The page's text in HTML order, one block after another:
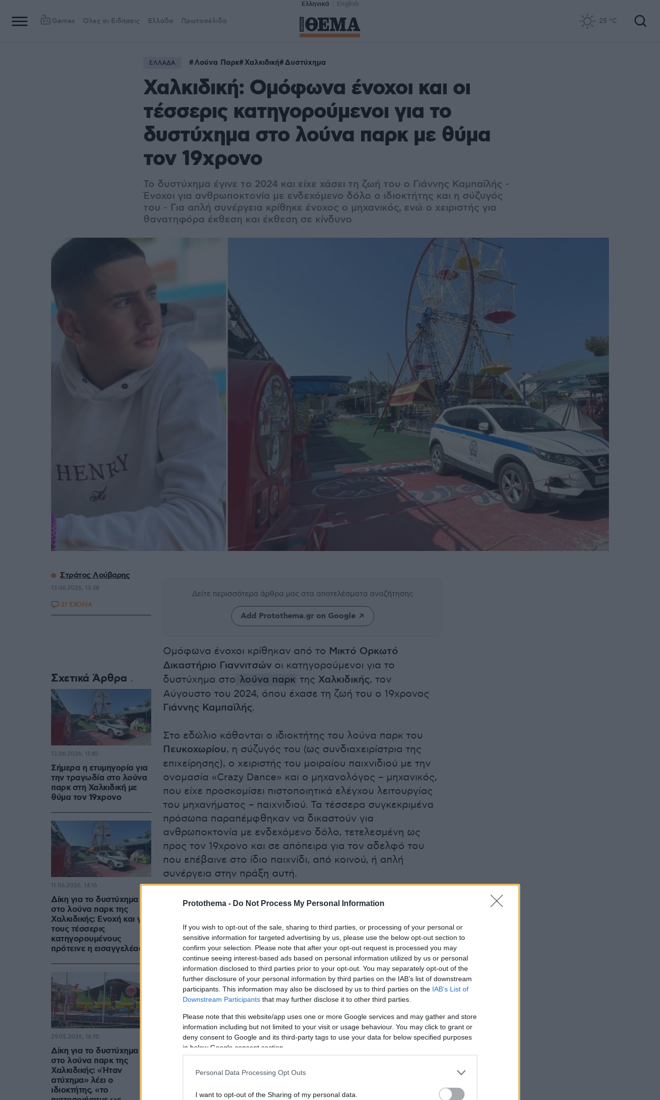
Protothema - Do Not Process My Personal Information
If you wish to opt-out of the sale, sharing to third parties, or processing of your personal or
sensitive information for targeted advertising by us, please use the below opt-out section to
confirm your selection. Please note that after your opt-out request is processed you may
continue seeing interest-based ads based on personal information utilized by us or personal
information disclosed to third parties prior to your opt-out. You may separately opt-out of the
further disclosure of your personal information by third parties on the IAB’s list of downstream
participants. This information may also be disclosed by us to third parties on the IAB’s List of
Downstream Participants that may further disclose it to other third parties.
Please note that this website/app uses one or more Google services and may gather and store
information including but not limited to your visit or usage behaviour. You may click to grant or
deny consent to Google and its third-party tags to use your data for below specified purposes
in below Google consent section.
Personal Data Processing Opt Outs
I want to opt-out of the Sharing of my personal data.
Ελληνικά English
Games Όλες οι Ειδήσεις Ελλάδα Πρωτοσέλιδα 25 °C
ΕΛΛΑΔΑ Λούνα Παρκ Χαλκιδική Δυστύχημα
Χαλκιδική: Ομόφωνα ένοχοι και οι
τέσσερις κατηγορούμενοι για το
δυστύχημα στο λούνα παρκ με θύμα
τον 19χρονο
Το δυστύχημα έγινε το 2024 και είχε χάσει τη ζωή του ο Γιάννης Καμπαϊλής -
Ένοχοι για ανθρωποκτονία με ενδεχόμενο δόλο ο ιδιοκτήτης και η σύζυγός
του - Για απλή συνέργεια κρίθηκε ένοχος ο μηχανικός, ενώ ο χειριστής για
θανατηφόρα έκθεση και έκθεση σε κίνδυνο
Δείτε περισσότερα άρθρα μας στα αποτελέσματα αναζήτησης
Add Protothema.gr on Google
Ομόφωνα ένοχοι κρίθηκαν από το Μικτό Ορκωτό
Δικαστήριο Γιαννιτσών οι κατηγορούμενοι για το
δυστύχημα στο λούνα παρκ της Χαλκιδικής, τον
Αύγουστο του 2024, όπου έχασε τη ζωή του ο 19χρονος
Γιάννης Καμπαϊλής.
Στο εδώλιο κάθονται ο ιδιοκτήτης του λούνα παρκ του
Πευκοχωρίου, η σύζυγός του (ως συνδιαχειρίστρια της
επιχείρησης), ο χειριστής του μοιραίου παιχνιδιού με την
ονομασία «Crazy Dance» και ο μηχανολόγος – μηχανικός,
που είχε προσκομίσει πιστοποιητικά ελέγχου λειτουργίας
του μηχανήματος – παιχνιδιού. Τα τέσσερα συγκεκριμένα
πρόσωπα παραπέμφθηκαν να δικαστούν για
ανθρωποκτονία με ενδεχόμενο δόλο, τετελεσμένη ως
προς τον 19χρονο και σε απόπειρα για τον αδελφό του
που επέβαινε στο ίδιο παιχνίδι, από κοινού, ή απλή
συνέργεια στην πράξη αυτή.
Στράτος Λούβαρης
13.06.2026, 13:38
37 ΣΧΟΛΙΑ
Σχετικά Άρθρα
Σήμερα η ετυμηγορία για
την τραγωδία στο λούνα
παρκ στη Χαλκιδική με
θύμα τον 19χρονο
13.06.2026, 11:45
Δίκη για το δυστύχημα
στο λούνα παρκ της
Χαλκιδικής: Ενοχή και για
τους τέσσερις
κατηγορουμένους
πρότεινε η εισαγγελέας
11.06.2026, 14:16
Δίκη για το δυστύχημα
στο λούνα παρκ της
Χαλκιδικής: «Ήταν
ατύχημα» λέει ο
ιδιοκτήτης, «το
29.05.2026, 16:10